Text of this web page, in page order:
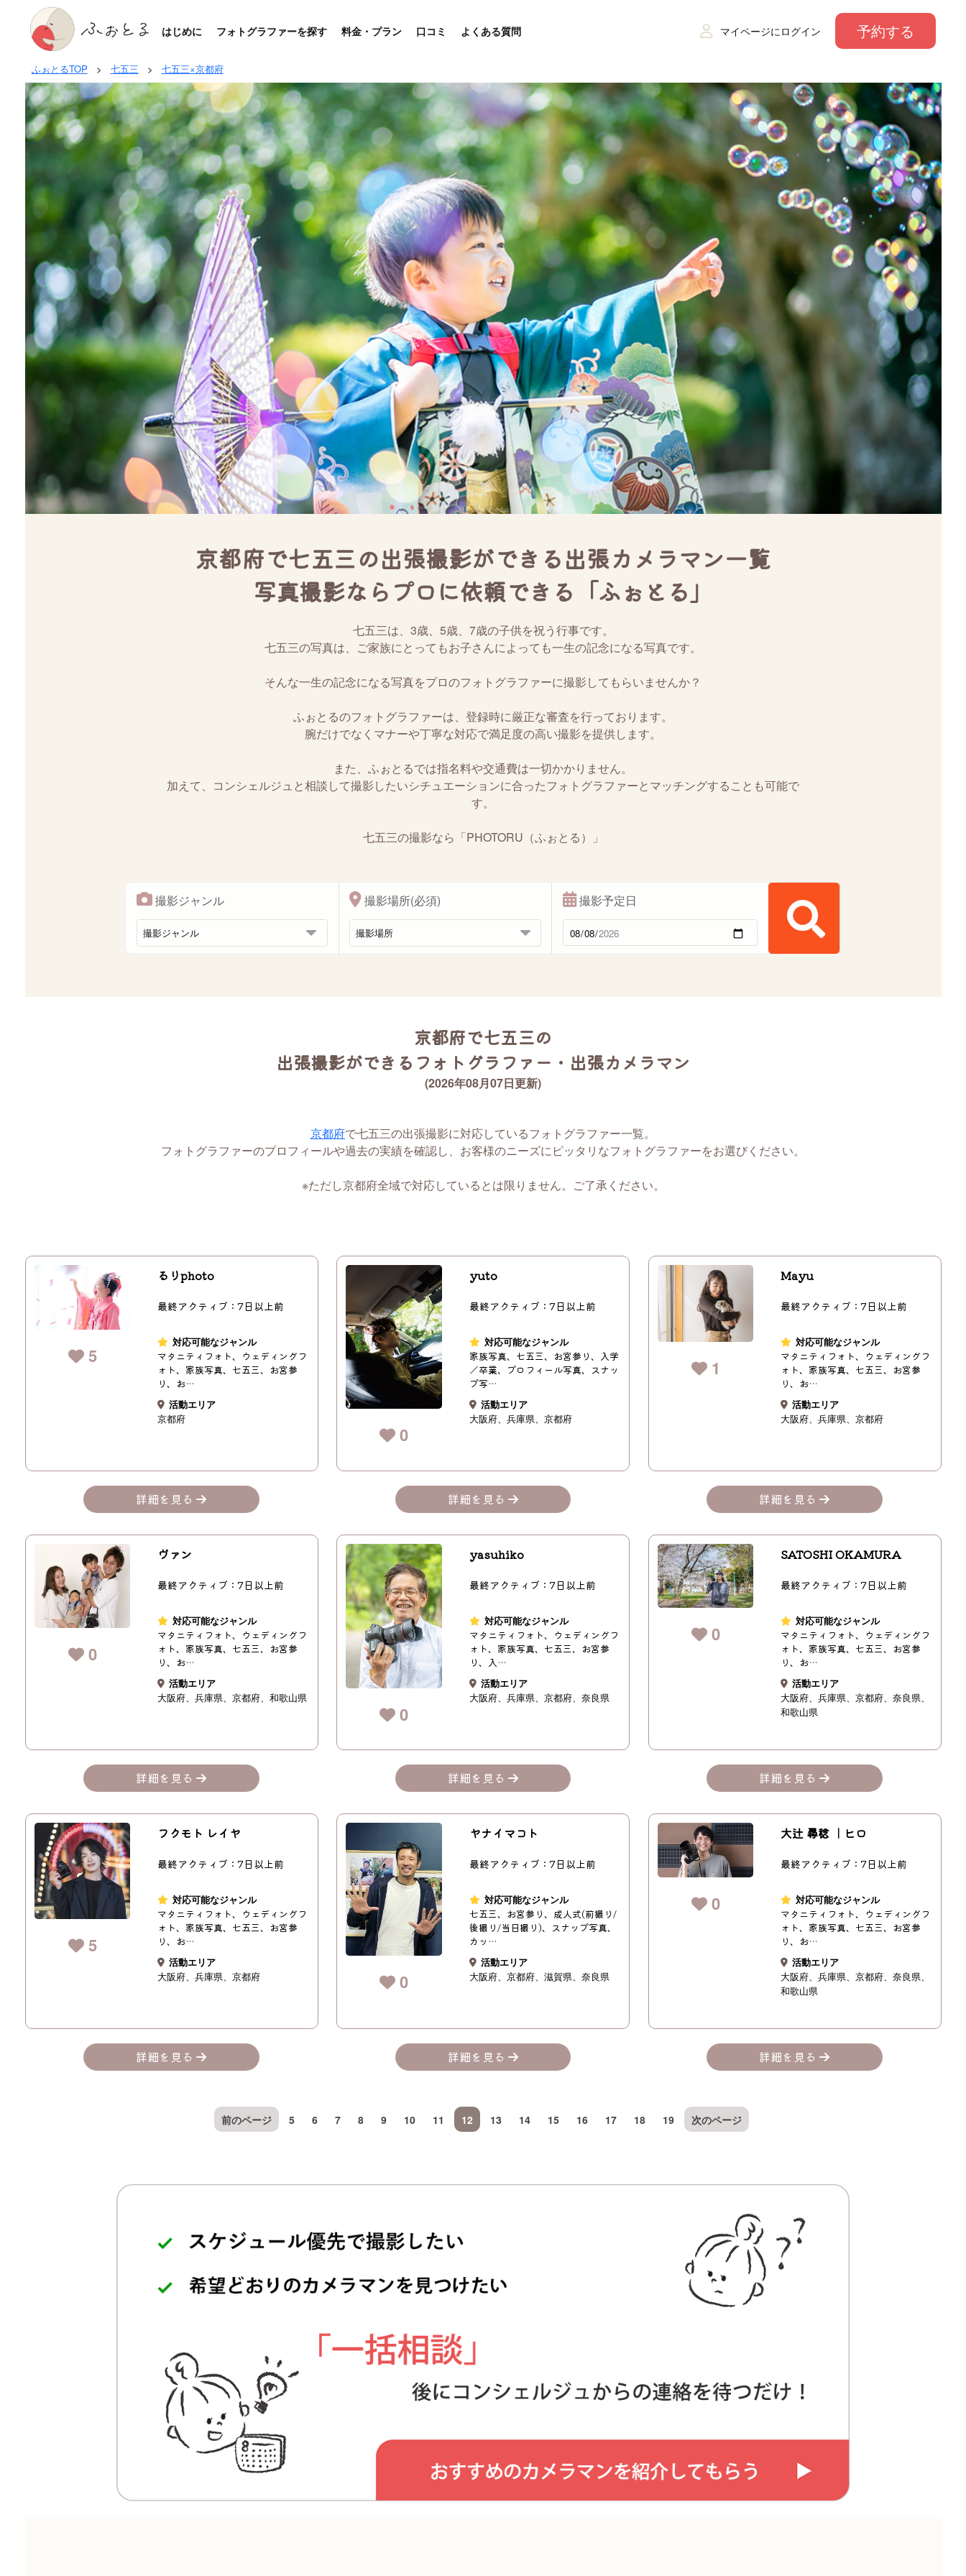
はじめに フォトグラファーを探す 料金・プラン 口コミ よくある質問 マイページにログイン 予約する
ふぉとるTOP > 七五三 > 七五三×京都府
京都府で七五三の出張撮影ができる出張カメラマン一覧
写真撮影ならプロに依頼できる「ふぉとる」
七五三は、3歳、5歳、7歳の子供を祝う行事です。
七五三の写真は、ご家族にとってもお子さんによっても一生の記念になる写真です。
そんな一生の記念になる写真をプロのフォトグラファーに撮影してもらいませんか？
ふぉとるのフォトグラファーは、登録時に厳正な審査を行っております。
腕だけでなくマナーや丁寧な対応で満足度の高い撮影を提供します。
また、ふぉとるでは指名料や交通費は一切かかりません。
加えて、コンシェルジュと相談して撮影したいシチュエーションに合ったフォトグラファーとマッチングすることも可能で
す。
七五三の撮影なら「PHOTORU（ふぉとる）」
撮影ジャンル 撮影場所(必須) 撮影予定日
京都府で七五三の
出張撮影ができるフォトグラファー・出張カメラマン
(2026年08月07日更新)
京都府で七五三の出張撮影に対応しているフォトグラファー一覧。
フォトグラファーのプロフィールや過去の実績を確認し、お客様のニーズにピッタリなフォトグラファーをお選びください。
※ただし京都府全域で対応しているとは限りません。ご了承ください。
5
るりphoto
最終アクティブ：7日以上前
対応可能なジャンル
マタニティフォト、ウェディングフ
ォト、家族写真、七五三、お宮参
り、お…
活動エリア
京都府
詳細を見る
0
yuto
最終アクティブ：7日以上前
対応可能なジャンル
家族写真、七五三、お宮参り、入学
／卒業、プロフィール写真、スナッ
プ写…
活動エリア
大阪府
兵庫県 京都府
詳細を見る
1
Mayu
最終アクティブ：7日以上前
対応可能なジャンル
マタニティフォト、ウェディングフ
ォト、家族写真、七五三、お宮参
り、お…
活動エリア
大阪府
兵庫県 京都府
詳細を見る
0
ヴァン
最終アクティブ：7日以上前
対応可能なジャンル
マタニティフォト、ウェディングフ
ォト、家族写真、七五三、お宮参
り、お…
活動エリア
大阪府
兵庫県 京都府 和歌山県
詳細を見る
0
yasuhiko
最終アクティブ：7日以上前
対応可能なジャンル
マタニティフォト、ウェディングフ
ォト、家族写真、七五三、お宮参
り、入…
活動エリア
大阪府
兵庫県 京都府 奈良県
詳細を見る
0
SATOSHI OKAMURA
最終アクティブ：7日以上前
対応可能なジャンル
マタニティフォト、ウェディングフ
ォト、家族写真、七五三、お宮参
り、お…
活動エリア
大阪府
兵庫県 京都府
奈良県
和歌山県
詳細を見る
5
フクモト レイヤ
最終アクティブ：7日以上前
対応可能なジャンル
マタニティフォト、ウェディングフ
ォト、家族写真、七五三、お宮参
り、お…
活動エリア
大阪府
兵庫県 京都府
詳細を見る
0
ヤナイマコト
最終アクティブ：7日以上前
対応可能なジャンル
七五三、お宮参り、成人式(前撮り/
後撮り/当日撮り)、スナップ写真、
カッ…
活動エリア
大阪府
京都府 滋賀県 奈良県
詳細を見る
0
大辻 尋稔 ｜ヒロ
最終アクティブ：7日以上前
対応可能なジャンル
マタニティフォト、ウェディングフ
ォト、家族写真、七五三、お宮参
り、お…
活動エリア
大阪府
兵庫県 京都府
奈良県
和歌山県
詳細を見る
前のページ 5 6 7 8 9 10 11 12 13 14 15 16 17 18 19 次のページ